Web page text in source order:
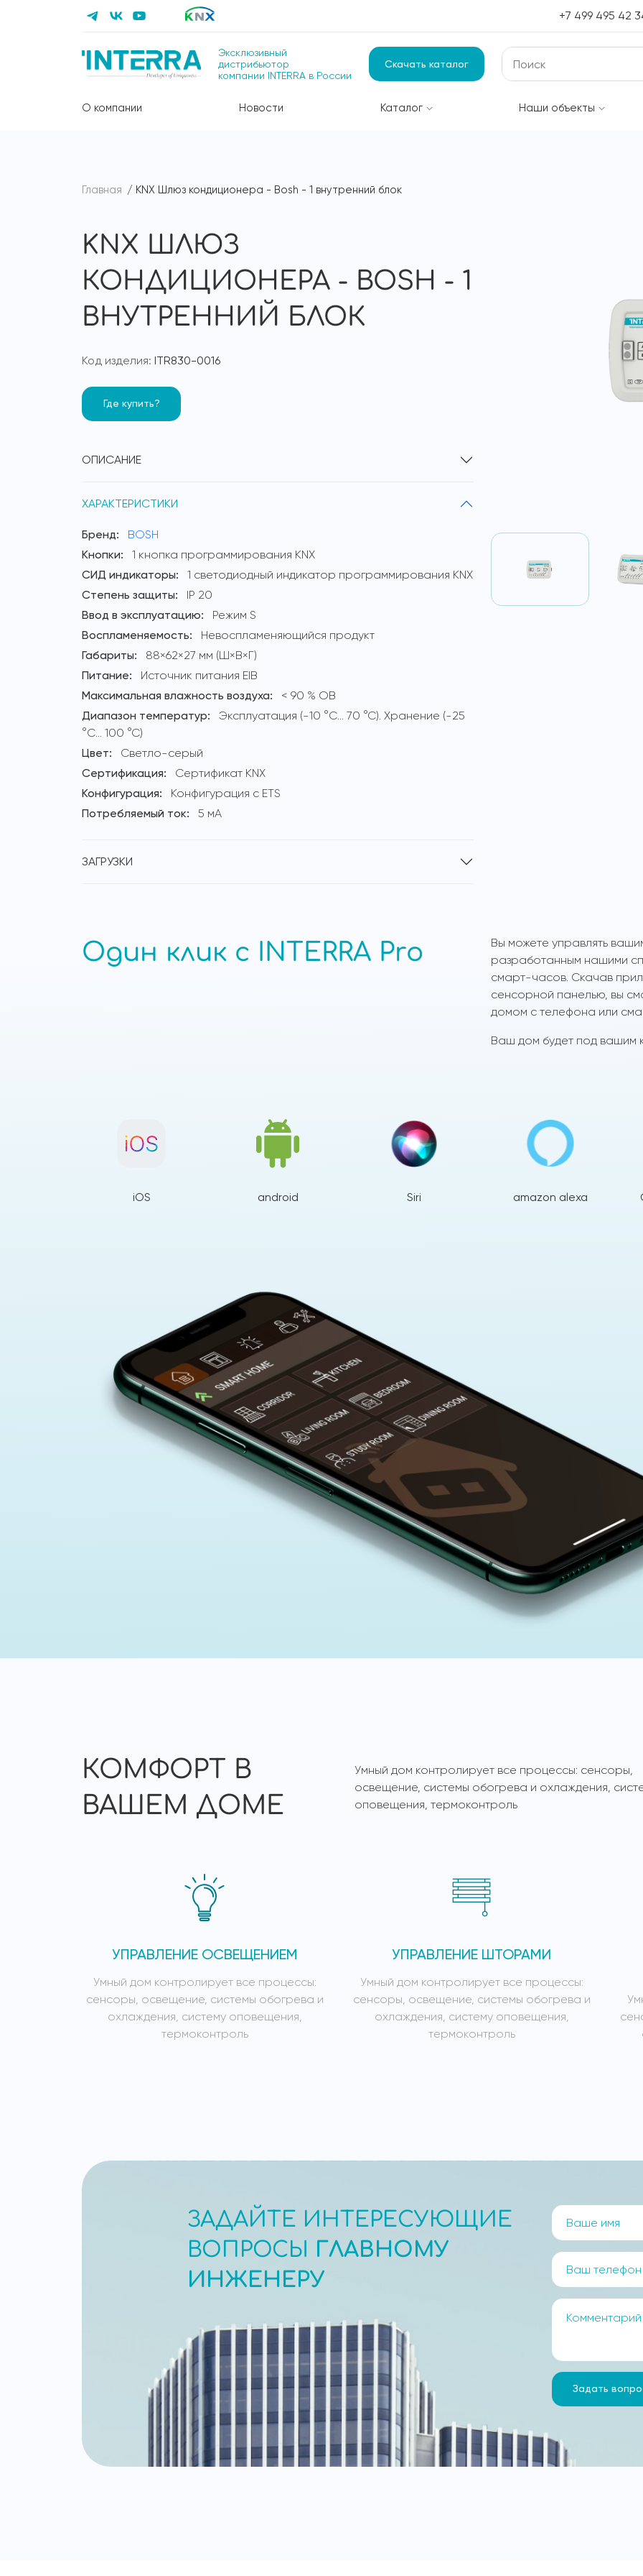
+7 499 495 42
Эксклюзивный
дистрибьютор
компании INTERRA в России
Скачать каталог
О компании Новости Каталог Наши объекты
Главная KNX Шлюз кондиционера - Bosh - 1 внутренний блок
KNX ШЛЮЗ
КОНДИЦИОНЕРА - BOSH - 1
ВНУТРЕННИЙ БЛОК
Код изделия: ITR830-0016
Где купить?
ОПИСАНИЕ
ХАРАКТЕРИСТИКИ
Бренд:
BOSH
Кнопки:
1 кнопка программирования KNX
СИД индикаторы:
1 светодиодный индикатор программирования KNX
Степень защиты:
IP 20
Ввод в эксплуатацию:
Режим S
Воспламеняемость:
Невоспламеняющийся продукт
Габариты:
88×62×27 мм (Ш×В×Г)
Питание:
Источник питания EIB
Максимальная влажность воздуха:
< 90 % ОВ
Диапазон температур:
Эксплуатация (-10 °C… 70 °C). Хранение (-25
°C… 100 °C)
Цвет:
Светло-серый
Сертификация:
Сертификат KNX
Конфигурация:
Конфигурация с ETS
Потребляемый ток:
5 мА
ЗАГРУЗКИ
Один клик с INTERRA Pro
Вы можете управлять
разработанным нашими
смарт-часов. Скачав
сенсорной панелью, вы
домом с телефона или
Ваш дом будет под вашим
iOS android Siri amazon alexa
КОМФОРТ В
ВАШЕМ ДОМЕ
Умный дом контролирует все процессы: сенсоры,
освещение, системы обогрева и охлаждения,
оповещения, термоконтроль
УПРАВЛЕНИЕ ОСВЕЩЕНИЕМ
Умный дом контролирует все процессы:
сенсоры, освещение, системы обогрева и
охлаждения, систему оповещения,
термоконтроль
УПРАВЛЕНИЕ ШТОРАМИ
Умный дом контролирует все процессы:
сенсоры, освещение, системы обогрева и
охлаждения, систему оповещения,
термоконтроль
ЗАДАЙТЕ ИНТЕРЕСУЮЩИЕ
ВОПРОСЫ ГЛАВНОМУ
ИНЖЕНЕРУ
Задать